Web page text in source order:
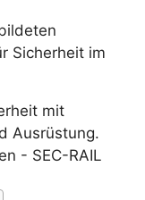
Sicherheit im
mit
Ausrüstung.